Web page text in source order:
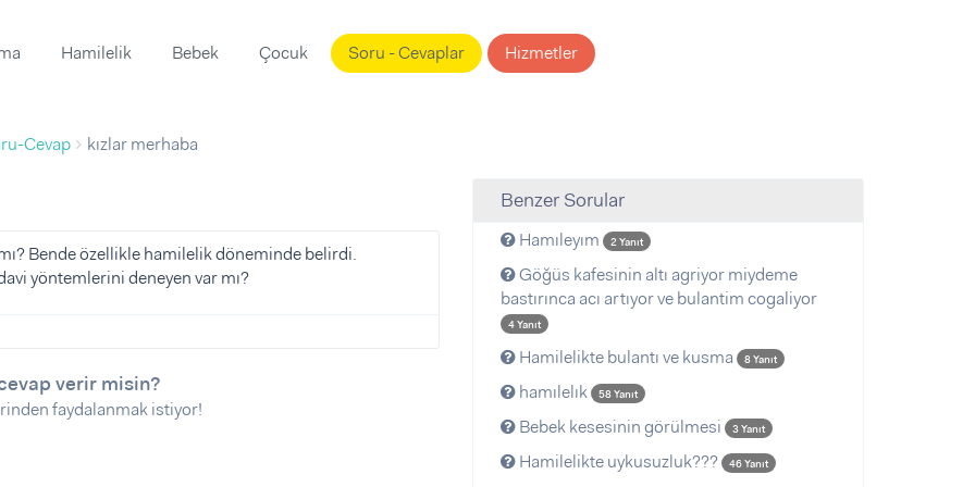
Hamilelik Bebek Çocuk Soru - Cevaplar Hizmetler
Cevap kızlar merhaba
Bende özellikle hamilelik döneminde belirdi.
yöntemlerini deneyen var mı?
verir misin?
faydalanmak istiyor!
Benzer Sorular
Hamıleyım 2 Yanıt
Göğüs kafesinin altı agriyor miydeme
bastırınca acı artıyor ve bulantim cogaliyor
4 Yanıt
Hamilelikte bulantı ve kusma 8 Yanıt
hamılelık 58 Yanıt
Bebek kesesinin görülmesi 3 Yanıt
Hamilelikte uykusuzluk??? 46 Yanıt